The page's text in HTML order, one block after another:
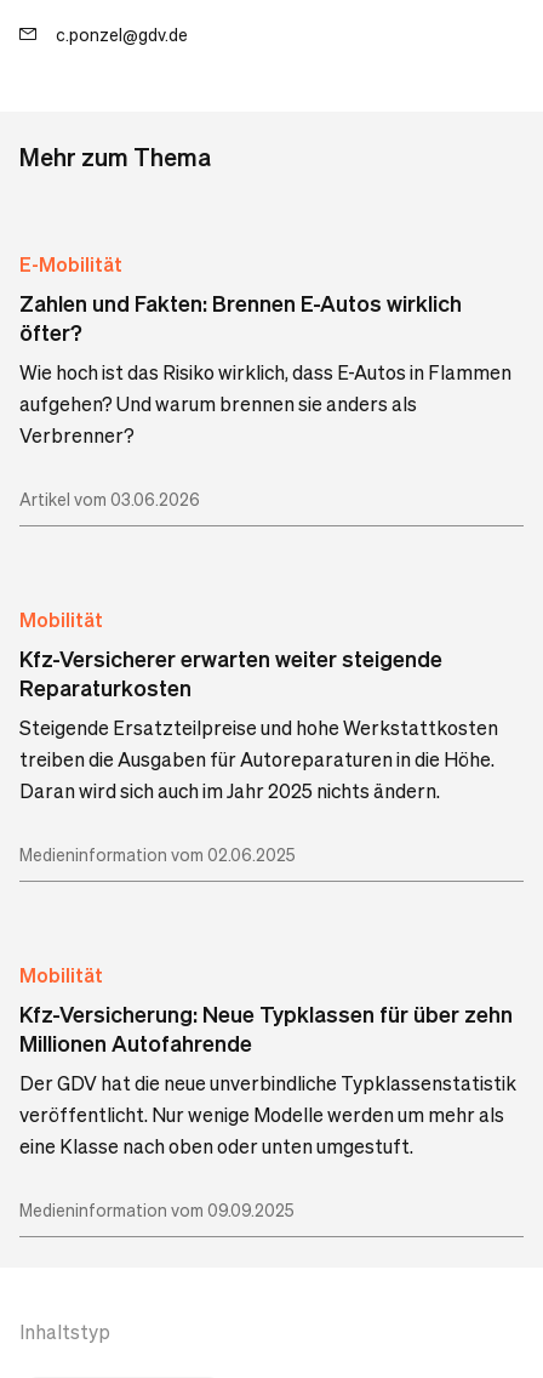
c.ponzel@gdv.de
Mehr zum Thema
E-Mobilität
Zahlen und Fakten: Brennen E-Autos wirklich
öfter?
Wie hoch ist das Risiko wirklich, dass E-Autos in Flammen
aufgehen? Und warum brennen sie anders als
Verbrenner?
Artikel vom 03.06.2026
Mobilität
Kfz-Versicherer erwarten weiter steigende
Reparaturkosten
Steigende Ersatzteilpreise und hohe Werkstattkosten
treiben die Ausgaben für Autoreparaturen in die Höhe.
Daran wird sich auch im Jahr 2025 nichts ändern.
Medieninformation vom 02.06.2025
Mobilität
Kfz-Versicherung: Neue Typklassen für über zehn
Millionen Autofahrende
Der GDV hat die neue unverbindliche Typklassenstatistik
veröffentlicht. Nur wenige Modelle werden um mehr als
eine Klasse nach oben oder unten umgestuft.
Medieninformation vom 09.09.2025
Inhaltstyp